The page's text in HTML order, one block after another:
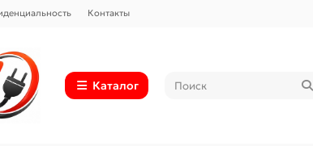
Контакты
Каталог